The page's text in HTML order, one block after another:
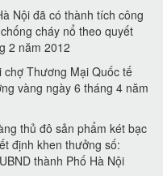
Nội đã có thành tích công
cháy nổ theo quyết
2 năm 2012
Thương Mại Quốc tế
vàng ngày 6 tháng 4 năm
thủ đô sản phẩm két bạc
định khen thưởng số:
thành Phố Hà Nội